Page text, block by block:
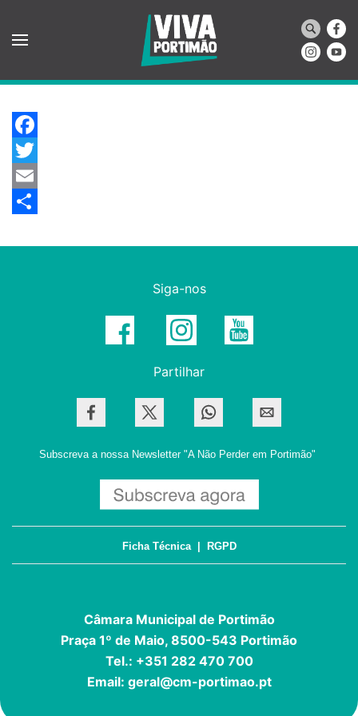
Saltar para o conteúdo principal
Facebook
Twitter
Email
Siga-nos
Partilhar
Subscreva a nossa Newsletter "A Não Perder em Portimão"
Ficha Técnica| RGPD
Câmara Municipal de Portimão
Praça 1º de Maio, 8500-543 Portimão
Tel.: +351 282 470 700
Email: geral@cm-portimao.pt